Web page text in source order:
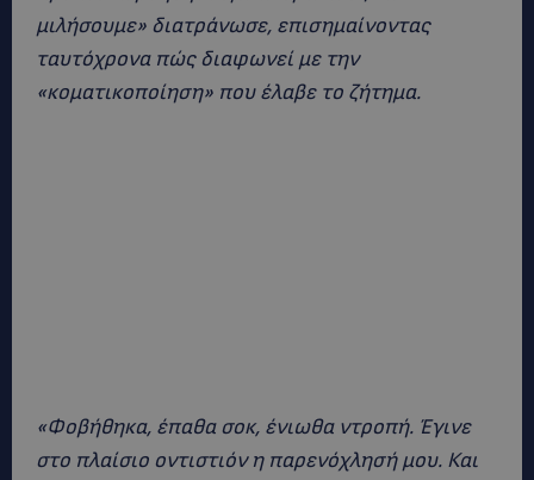
μιλήσουμε» διατράνωσε, επισημαίνοντας
ταυτόχρονα πώς διαφωνεί με την
«κοματικοποίηση» που έλαβε το ζήτημα.
«Φοβήθηκα, έπαθα σοκ, ένιωθα ντροπή. Έγινε
στο πλαίσιο οντιστιόν η παρενόχλησή μου. Και